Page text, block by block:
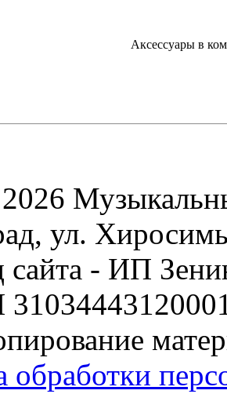
Аксессуары в
ул.
сайта - ИП
обработки